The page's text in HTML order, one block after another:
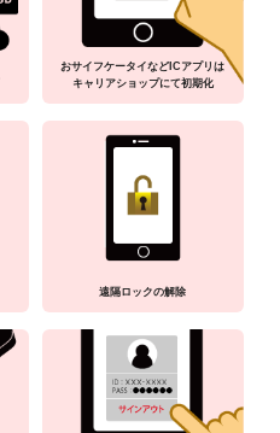
おサイフケータイなどICアプリは
キャリアショップにて初期化
遠隔ロックの解除